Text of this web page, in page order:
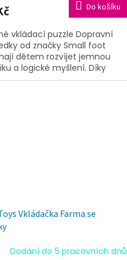
Do košíku
vkládací puzzle Dopravní
od značky Small foot
dětem rozvíjet jemnou
a logické myšlení. Díky
dřevěným úchytkám se
Vkládačka Farma se
Dodání do 5 pracovních dnů